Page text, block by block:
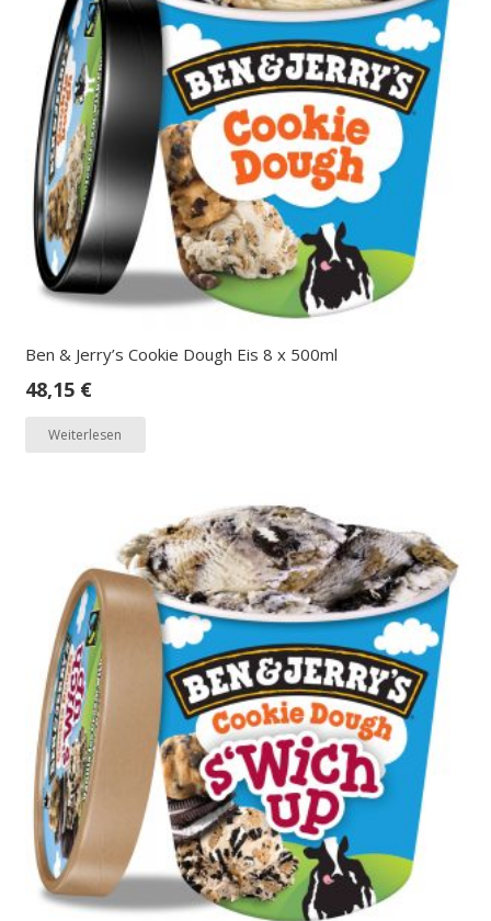
Ben & Jerry’s Cookie Dough Eis 8 x 500ml
48,15 €
Weiterlesen